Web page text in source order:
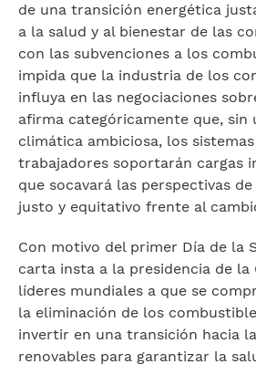
de una transición energética
a la salud y al bienestar de las
con las subvenciones a los
impida que la industria de los
influya en las negociaciones
afirma categóricamente que, sin
climática ambiciosa, los
trabajadores soportarán cargas
que socavará las perspectivas
justo y equitativo frente al
Con motivo del primer Día de la
carta insta a la presidencia de la
líderes mundiales a que se
la eliminación de los
invertir en una transición hacia
renovables para garantizar la